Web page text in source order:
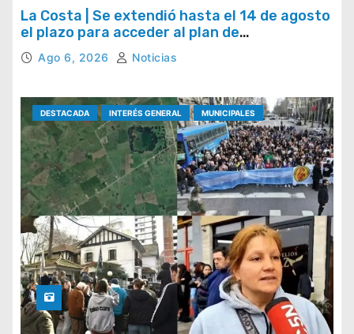
La Costa | Se extendió hasta el 14 de agosto
el plazo para acceder al plan de
regularización de tasas municipales
Ago 6, 2026 Noticias
DESTACADA INTERÉS GENERAL MUNICIPALES